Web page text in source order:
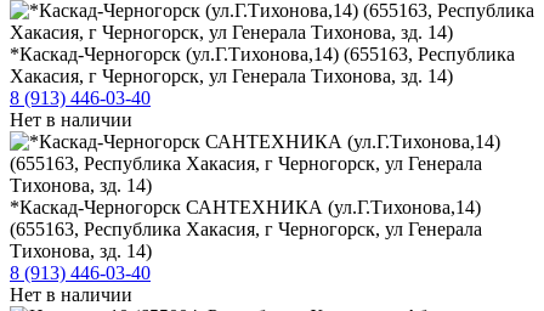
*Каскад-Черногорск (ул.Г.Тихонова,14) (655163, Республика
Хакасия, г Черногорск, ул Генерала Тихонова, зд. 14)
8 (913) 446-03-40
Нет в наличии
*Каскад-Черногорск САНТЕХНИКА (ул.Г.Тихонова,14)
(655163, Республика Хакасия, г Черногорск, ул Генерала
Тихонова, зд. 14)
8 (913) 446-03-40
Нет в наличии